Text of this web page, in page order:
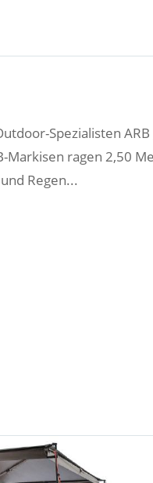
Spezialisten
Markisen ragen 2,50
Regen...